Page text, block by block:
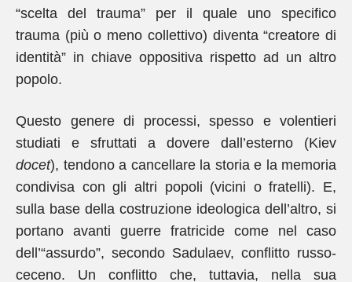
“scelta del trauma” per il quale uno specifico
trauma (più o meno collettivo) diventa “creatore di
identità” in chiave oppositiva rispetto ad un altro
popolo.
Questo genere di processi, spesso e volentieri
studiati e sfruttati a dovere dall’esterno (Kiev
docet), tendono a cancellare la storia e la memoria
condivisa con gli altri popoli (vicini o fratelli). E,
sulla base della costruzione ideologica dell’altro, si
portano avanti guerre fratricide come nel caso
dell’“assurdo”, secondo Sadulaev, conflitto russo-
ceceno. Un conflitto che, tuttavia, nella sua